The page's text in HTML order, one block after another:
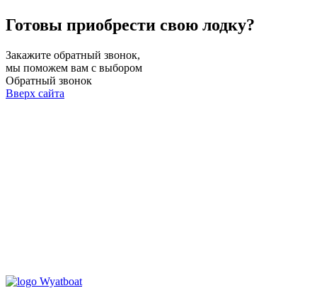
Готовы приобрести свою лодку?
Закажите обратный звонок,
мы поможем вам с выбором
Обратный звонок
Вверх сайта